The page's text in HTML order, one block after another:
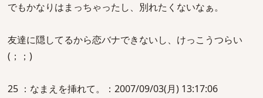
でもかなりはまっちゃったし、別れたくないなぁ。
友達に隠してるから恋バナできないし、けっこうつらい
(；；)
25 ：なまえを挿れて。：2007/09/03(月) 13:17:06